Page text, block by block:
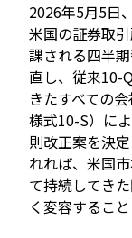
2026年5月5日
米国の証券取
課される四半
直し、従来10-
きたすべての
様式10-S）に
則改正案を決
れれば、米国
て持続してき
く変容すること